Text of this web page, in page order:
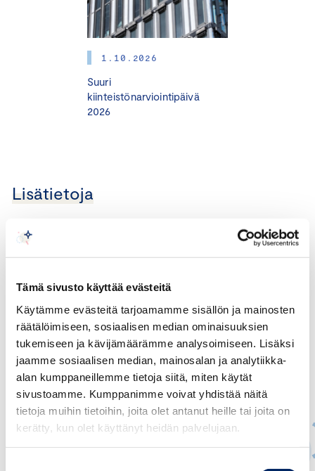
Tämä sivusto käyttää evästeitä
Käytämme evästeitä tarjoamamme sisällön ja mainosten
räätälöimiseen, sosiaalisen median ominaisuuksien
tukemiseen ja kävijämäärämme analysoimiseen. Lisäksi
jaamme sosiaalisen median, mainosalan ja analytiikka-
alan kumppaneillemme tietoja siitä, miten käytät
sivustoamme. Kumppanimme voivat yhdistää näitä
tietoja muihin tietoihin, joita olet antanut heille tai joita on
kerätty, kun olet käyttänyt heidän palvelujaan.
1.10.2026
Suuri
kiinteistönarviointipäivä
2026
Lisätietoja